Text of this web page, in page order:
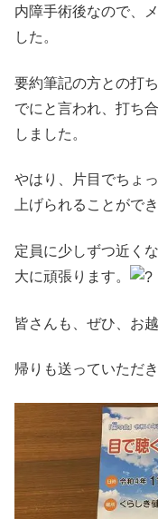
内障手術後なので、
した。
要約筆記の方との打
でにと言われ、打ち
しました。
やはり、片目でちょ
上げられることがで
定員に少しずつ近く
大に頑張ります。
皆さんも、ぜひ、お
帰りも送っていただ